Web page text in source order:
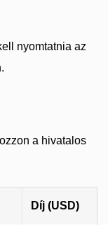
nyomtatnia az
a hivatalos
Díj (USD)